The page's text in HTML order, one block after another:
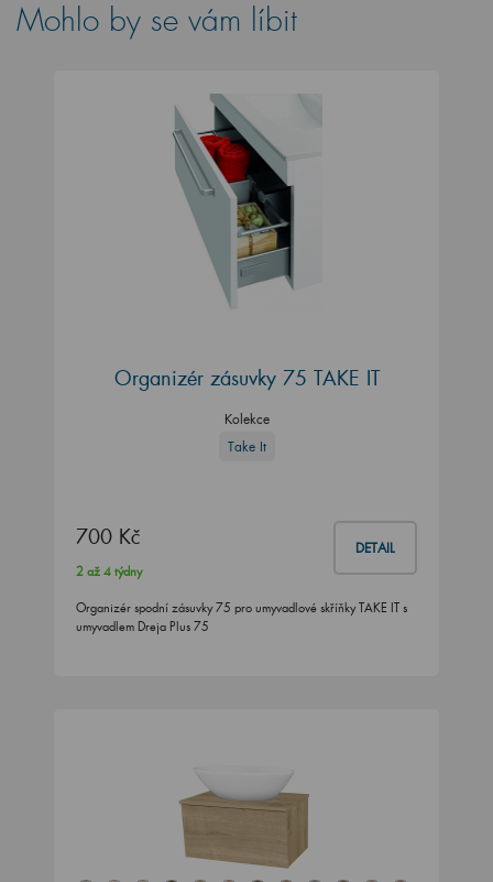
Mohlo by se vám líbit
Organizér zásuvky 75 TAKE IT
Kolekce
Take It
700 Kč DETAIL
2 až 4 týdny
Organizér spodní zásuvky 75 pro umyvadlové skříňky TAKE IT s
umyvadlem Dreja Plus 75